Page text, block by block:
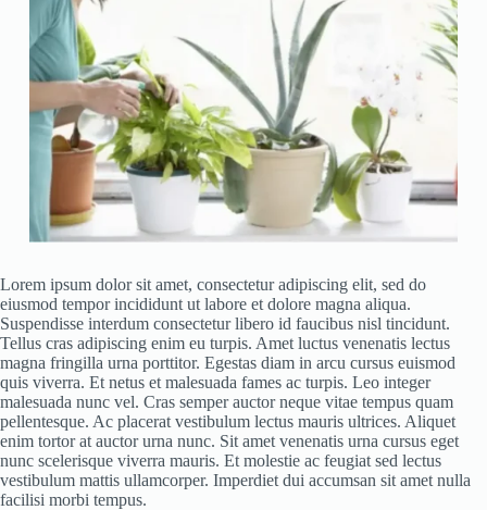
Lorem ipsum dolor sit amet, consectetur adipiscing elit, sed do
eiusmod tempor incididunt ut labore et dolore magna aliqua.
Suspendisse interdum consectetur libero id faucibus nisl tincidunt.
Tellus cras adipiscing enim eu turpis. Amet luctus venenatis lectus
magna fringilla urna porttitor. Egestas diam in arcu cursus euismod
quis viverra. Et netus et malesuada fames ac turpis. Leo integer
malesuada nunc vel. Cras semper auctor neque vitae tempus quam
pellentesque. Ac placerat vestibulum lectus mauris ultrices. Aliquet
enim tortor at auctor urna nunc. Sit amet venenatis urna cursus eget
nunc scelerisque viverra mauris. Et molestie ac feugiat sed lectus
vestibulum mattis ullamcorper. Imperdiet dui accumsan sit amet nulla
facilisi morbi tempus.